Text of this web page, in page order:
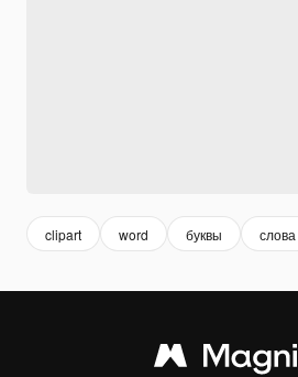
clipart word буквы слова